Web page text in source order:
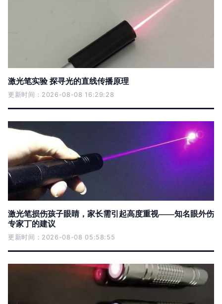
激光笔实验 探寻光的直线传播原理
更新时间：2026-08-08 16:29:28
激光笔损伤孩子眼睛，家长需引起高度重视——知名眼外伤
专家丁的建议
更新时间：2026-08-08 05:58:55